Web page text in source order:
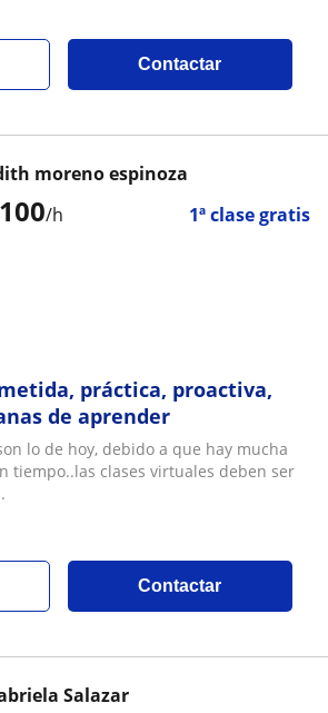
Contactar
100/h 1ª clase gratis
moreno espinoza
práctica, proactiva,
de aprender
lo de hoy, debido a que hay mucha
tiempo..las clases virtuales deben ser
Contactar
Salazar